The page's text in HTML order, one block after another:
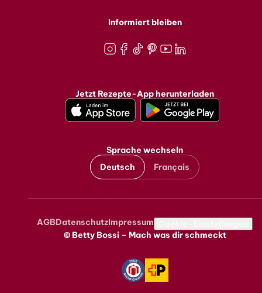
Informiert bleiben
Jetzt Rezepte-App herunterladen
Sprache wechseln
Deutsch
Français
Metanavigation
AGBDatenschutzImpressum
© Betty Bossi – Mach was dir schmeckt